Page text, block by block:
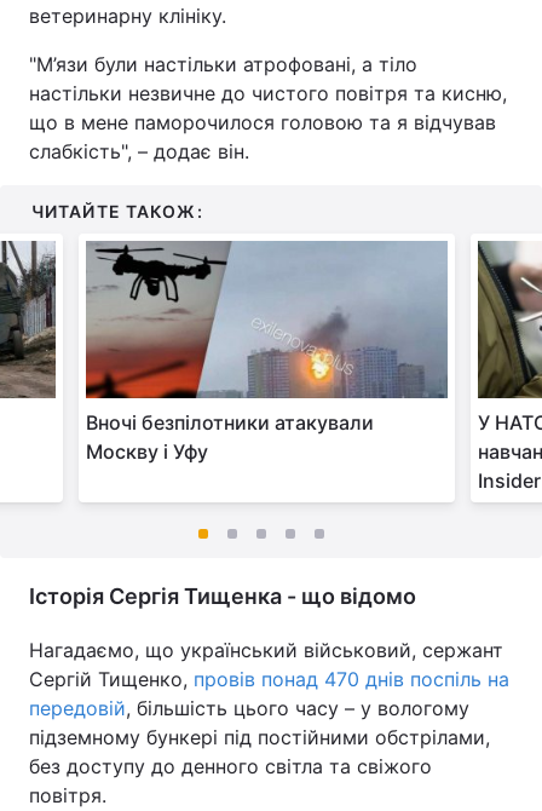
ветеринарну клініку.
"М’язи були настільки атрофовані, а тіло
настільки незвичне до чистого повітря та кисню,
що в мене паморочилося головою та я відчував
слабкість", – додає він.
ЧИТАЙТЕ ТАКОЖ:
Вночі безпілотники атакували
Москву і Уфу
У
Історія Сергія Тищенка - що відомо
Нагадаємо, що український військовий, сержант
Сергій Тищенко, провів понад 470 днів поспіль на
передовій, більшість цього часу – у вологому
підземному бункері під постійними обстрілами,
без доступу до денного світла та свіжого
повітря.